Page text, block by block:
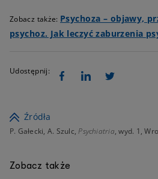
Zobacz także: Psychoza – objawy,
psychoz. Jak leczyć zaburzenia
Udostępnij:
Źródła
P. Gałecki, A. Szulc,Psychiatria, wyd. 1,
Zobacz także